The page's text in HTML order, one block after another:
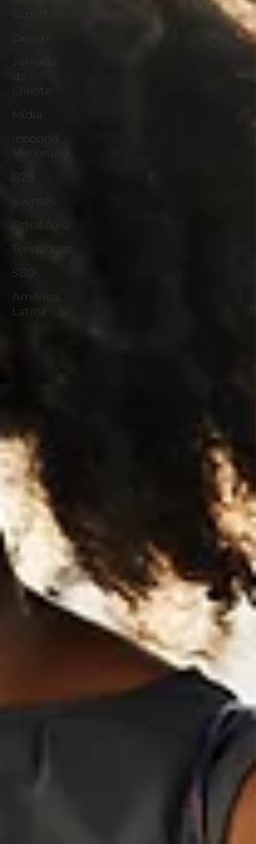
do
Mídia
Inbound
Marketing
B2B
Eventos
Estratégia
Tendências
SEO
América
Latina